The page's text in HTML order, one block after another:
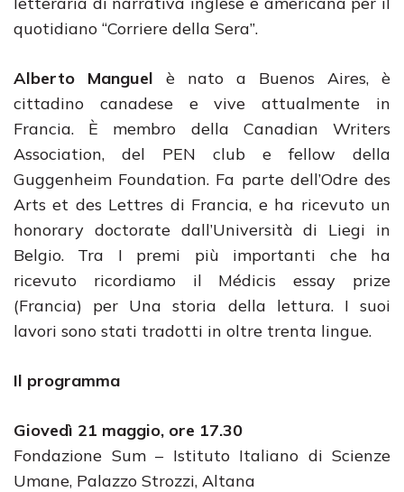
quotidiano “Corriere della Sera”.
Alberto Manguel è nato a Buenos Aires, è
cittadino canadese e vive attualmente in
Francia. È membro della Canadian Writers
Association, del PEN club e fellow della
Guggenheim Foundation. Fa parte dell’Odre des
Arts et des Lettres di Francia, e ha ricevuto un
honorary doctorate dall’Università di Liegi in
Belgio. Tra I premi più importanti che ha
ricevuto ricordiamo il Médicis essay prize
(Francia) per Una storia della lettura. I suoi
lavori sono stati tradotti in oltre trenta lingue.
Il programma
Giovedì 21 maggio, ore 17.30
Fondazione Sum – Istituto Italiano di Scienze
Umane, Palazzo Strozzi, Altana